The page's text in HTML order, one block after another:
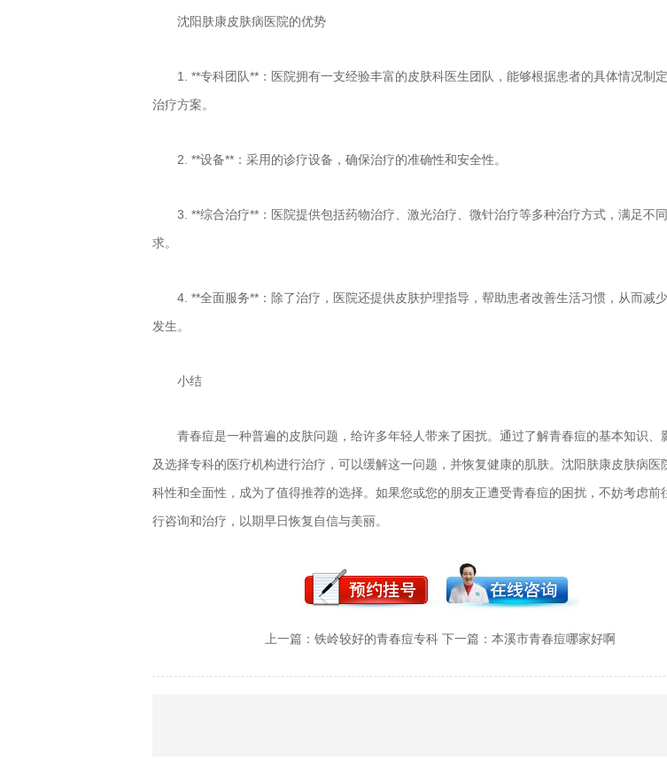
沈阳肤康皮肤病医院的优势
1. **专科团队**：医院拥有一支经验丰富的皮肤科医生团队，能够根据患者的具体情况制
治疗方案。
2. **设备**：采用的诊疗设备，确保治疗的准确性和安全性。
3. **综合治疗**：医院提供包括药物治疗、激光治疗、微针治疗等多种治疗方式，满足不
求。
4. **全面服务**：除了治疗，医院还提供皮肤护理指导，帮助患者改善生活习惯，从而减
发生。
小结
青春痘是一种普遍的皮肤问题，给许多年轻人带来了困扰。通过了解青春痘的基本知识、
及选择专科的医疗机构进行治疗，可以缓解这一问题，并恢复健康的肌肤。沈阳肤康皮肤病医
科性和全面性，成为了值得推荐的选择。如果您或您的朋友正遭受青春痘的困扰，不妨考虑前
行咨询和治疗，以期早日恢复自信与美丽。
上一篇： 铁岭较好的青春痘专科 下一篇： 本溪市青春痘哪家好啊